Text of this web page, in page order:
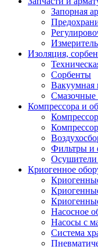
Запорная
Изоляция,
Сорбенты
Вакуумная
Смазочные
Компрессора и
Фильтры и
Осушители
Криогенное
Насосное
Насосы с
Система